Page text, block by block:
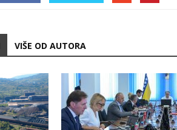
VIŠE OD AUTORA